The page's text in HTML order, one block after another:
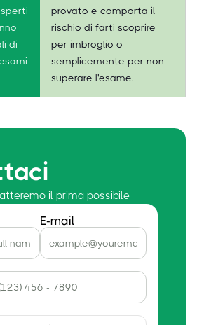
di
provato e comporta il
rischio di farti scoprire
per imbroglio o
semplicemente per non
superare l'esame.
il prima possibile
E-mail